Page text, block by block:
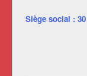
Siège social :